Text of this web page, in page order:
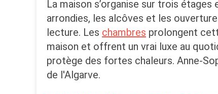
La maison s’organise sur trois
arrondies, les alcôves et les
lecture. Les chambres prolongent
maison et offrent un vrai luxe au
protège des fortes chaleurs. Anne-
de l'Algarve.